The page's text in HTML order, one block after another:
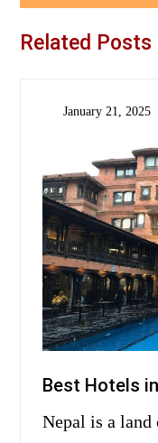
Related Posts
January 21, 2025
Best Hotels
Nepal is a land of extraordinary beauty,